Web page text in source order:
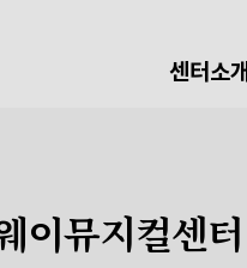
센터소
이뮤지컬센터